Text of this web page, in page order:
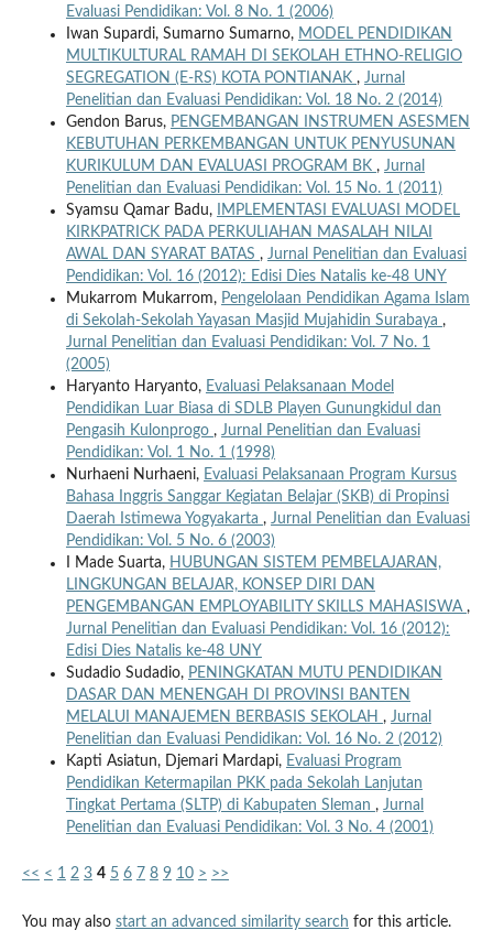
Evaluasi Pendidikan: Vol. 8 No. 1 (2006)
Iwan Supardi, Sumarno Sumarno, MODEL PENDIDIKAN
MULTIKULTURAL RAMAH DI SEKOLAH ETHNO-RELIGIO
SEGREGATION (E-RS) KOTA PONTIANAK , Jurnal
Penelitian dan Evaluasi Pendidikan: Vol. 18 No. 2 (2014)
Gendon Barus, PENGEMBANGAN INSTRUMEN ASESMEN
KEBUTUHAN PERKEMBANGAN UNTUK PENYUSUNAN
KURIKULUM DAN EVALUASI PROGRAM BK , Jurnal
Penelitian dan Evaluasi Pendidikan: Vol. 15 No. 1 (2011)
Syamsu Qamar Badu,
IMPLEMENTASI EVALUASI MODEL
KIRKPATRICK PADA PERKULIAHAN MASALAH NILAI
AWAL DAN SYARAT BATAS , Jurnal Penelitian dan Evaluasi
Pendidikan: Vol. 16 (2012): Edisi Dies Natalis ke-48 UNY
Mukarrom Mukarrom, Pengelolaan Pendidikan Agama Islam
di Sekolah-Sekolah Yayasan Masjid Mujahidin Surabaya ,
Jurnal Penelitian dan Evaluasi Pendidikan: Vol. 7 No. 1
(2005)
Haryanto Haryanto, Evaluasi Pelaksanaan Model
Pendidikan Luar Biasa di SDLB Playen Gunungkidul dan
Pengasih Kulonprogo , Jurnal Penelitian dan Evaluasi
Pendidikan: Vol. 1 No. 1 (1998)
Nurhaeni Nurhaeni, Evaluasi Pelaksanaan Program Kursus
Bahasa Inggris Sanggar Kegiatan Belajar (SKB) di Propinsi
Daerah Istimewa Yogyakarta , Jurnal Penelitian dan Evaluasi
Pendidikan: Vol. 5 No. 6 (2003)
I Made Suarta, HUBUNGAN SISTEM PEMBELAJARAN,
LINGKUNGAN BELAJAR, KONSEP DIRI DAN
PENGEMBANGAN EMPLOYABILITY SKILLS MAHASISWA ,
Jurnal Penelitian dan Evaluasi Pendidikan: Vol. 16 (2012):
Edisi Dies Natalis ke-48 UNY
Sudadio Sudadio, PENINGKATAN MUTU PENDIDIKAN
DASAR DAN MENENGAH DI PROVINSI BANTEN
MELALUI MANAJEMEN BERBASIS SEKOLAH , Jurnal
Penelitian dan Evaluasi Pendidikan: Vol. 16 No. 2 (2012)
Kapti Asiatun, Djemari Mardapi, Evaluasi Program
Pendidikan Ketermapilan PKK pada Sekolah Lanjutan
Tingkat Pertama (SLTP) di Kabupaten Sleman , Jurnal
Penelitian dan Evaluasi Pendidikan: Vol. 3 No. 4 (2001)
<< < 1 2 3 4 5 6 7 8 9 10 > >>
You may also start an advanced similarity search for this article.